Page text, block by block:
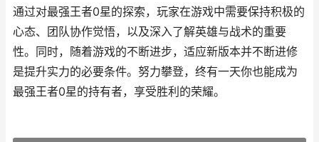
通过对最强王者0星的探索，玩家在游戏中需要保持积极的
心态、团队协作觉悟，以及深入了解英雄与战术的重要
性。同时，随着游戏的不断进步，适应新版本并不断进修
是提升实力的必要条件。努力攀登，终有一天你也能成为
最强王者0星的持有者，享受胜利的荣耀。